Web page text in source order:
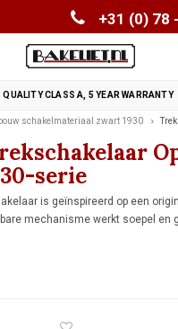
+31 (0) 78
QUALITY CLASS A, 5 YEAR WARRANTY
schakelmateriaal zwart 1930
serie
is geïnspireerd op een
mechanisme werkt soepel en